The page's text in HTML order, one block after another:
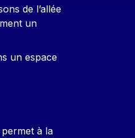
de l’allée
un
un espace
à la